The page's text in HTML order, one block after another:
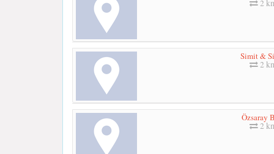
2
Simit &
2
Özsaray
2